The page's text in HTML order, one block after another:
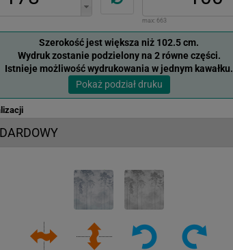
max: 663
Szerokość jest większa niż 102.5 cm.
Wydruk zostanie podzielony na 2 równe części.
Istnieje możliwość wydrukowania w jednym kawałku.
Pokaż podział druku